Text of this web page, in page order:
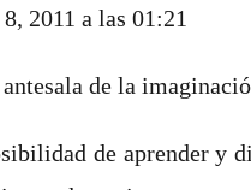
2011 a las 01:21
de la
de aprender y